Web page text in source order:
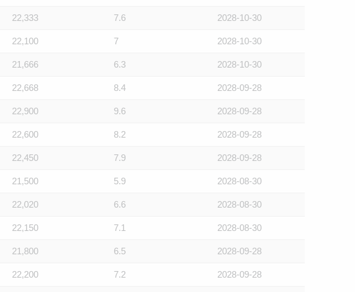
22,333 7.6 2028-10-30
22,100 7 2028-10-30
21,666 6.3 2028-10-30
22,668 8.4 2028-09-28
22,900 9.6 2028-09-28
22,600 8.2 2028-09-28
22,450 7.9 2028-09-28
21,500 5.9 2028-08-30
22,020 6.6 2028-08-30
22,150 7.1 2028-08-30
21,800 6.5 2028-09-28
22,200 7.2 2028-09-28